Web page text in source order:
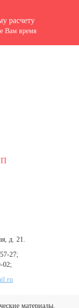
расчету
Вам время
д. 21.
27;
02;
материалы,